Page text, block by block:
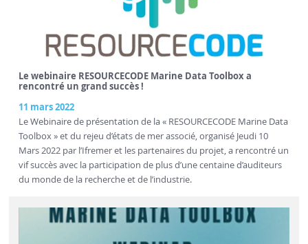
Le webinaire RESOURCECODE Marine Data Toolbox a
rencontré un grand succès !
11 mars 2022
Le Webinaire de présentation de la « RESOURCECODE Marine Data
Toolbox » et du rejeu d’états de mer associé, organisé Jeudi 10
Mars 2022 par l’Ifremer et les partenaires du projet, a rencontré un
vif succès avec la participation de plus d’une centaine d’auditeurs
du monde de la recherche et de l’industrie.